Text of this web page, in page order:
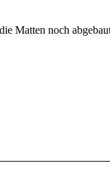
Matten noch